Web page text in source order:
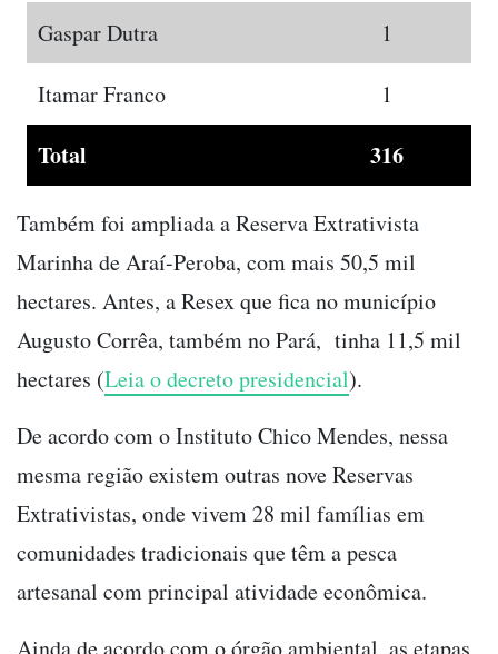
Gaspar Dutra 1
Itamar Franco 1
Total 316
Também foi ampliada a Reserva Extrativista
Marinha de Araí-Peroba, com mais 50,5 mil
hectares. Antes, a Resex que fica no município
Augusto Corrêa, também no Pará, tinha 11,5 mil
hectares (Leia o decreto presidencial).
De acordo com o Instituto Chico Mendes, nessa
mesma região existem outras nove Reservas
Extrativistas, onde vivem 28 mil famílias em
comunidades tradicionais que têm a pesca
artesanal com principal atividade econômica.